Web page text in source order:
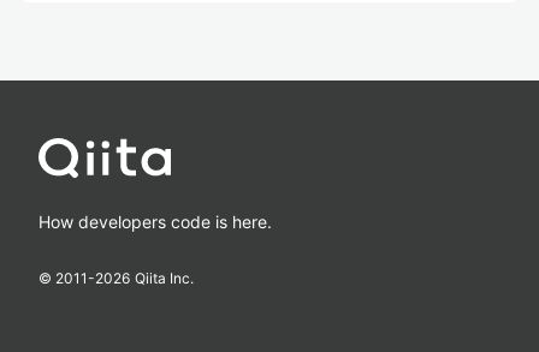
How developers code is here.
© 2011-2026 Qiita Inc.